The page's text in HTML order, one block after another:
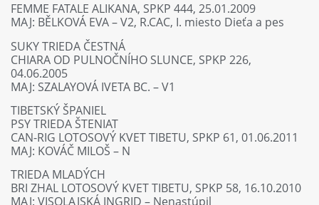
FEMME FATALE ALIKANA, SPKP 444, 25.01.2009
MAJ: BĚLKOVÁ EVA – V2, R.CAC, I. miesto Dieťa a pes
SUKY TRIEDA ČESTNÁ
CHIARA OD PULNOČNÍHO SLUNCE, SPKP 226,
04.06.2005
MAJ: SZALAYOVÁ IVETA BC. – V1
TIBETSKÝ ŠPANIEL
PSY TRIEDA ŠTENIAT
CAN-RIG LOTOSOVÝ KVET TIBETU, SPKP 61, 01.06.2011
MAJ: KOVÁČ MILOŠ – N
TRIEDA MLADÝCH
BRI ZHAL LOTOSOVÝ KVET TIBETU, SPKP 58, 16.10.2010
MAJ: VISOLAJSKÁ INGRID – Nenastúpil